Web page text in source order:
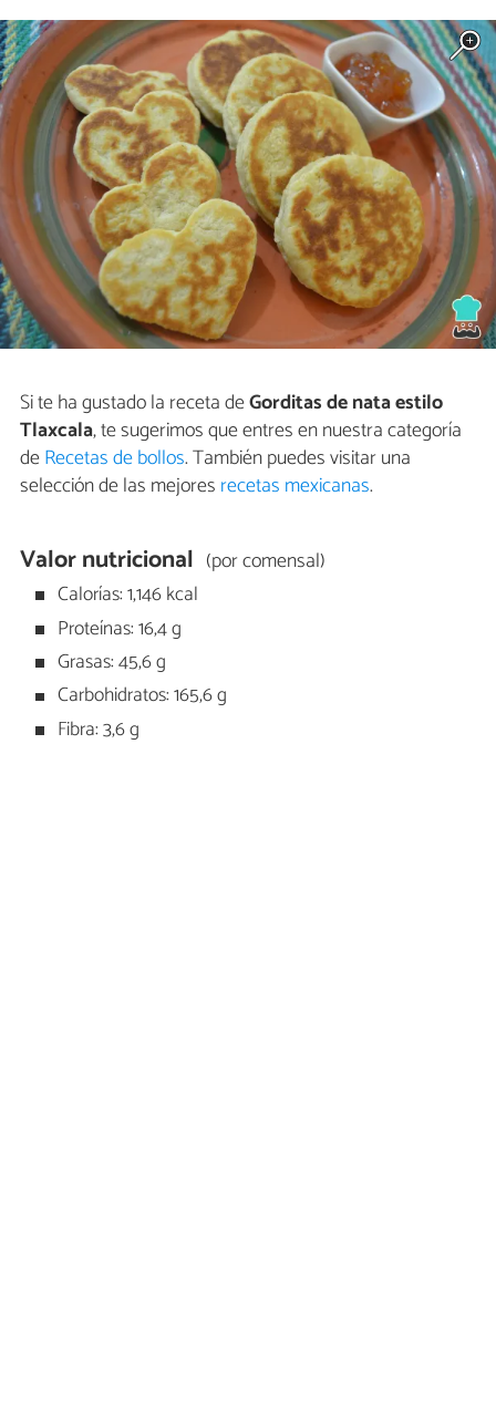
Si te ha gustado la receta deGorditas de nata estilo
Tlaxcala, te sugerimos que entres en nuestra categoría
deRecetas de bollos. También puedes visitar una
selección de las mejores recetas mexicanas.
Valor nutricional (por comensal)
Calorías: 1,146 kcal
Proteínas: 16,4 g
Grasas: 45,6 g
Carbohidratos: 165,6 g
Fibra: 3,6 g